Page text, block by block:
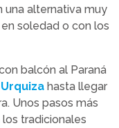
una alternativa muy
soledad o con los
balcón al Paraná
hasta llegar
Unos pasos más
tradicionales